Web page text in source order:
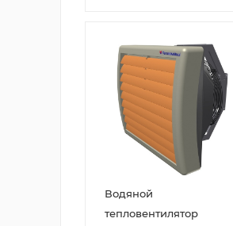
Водяной
тепловентилятор